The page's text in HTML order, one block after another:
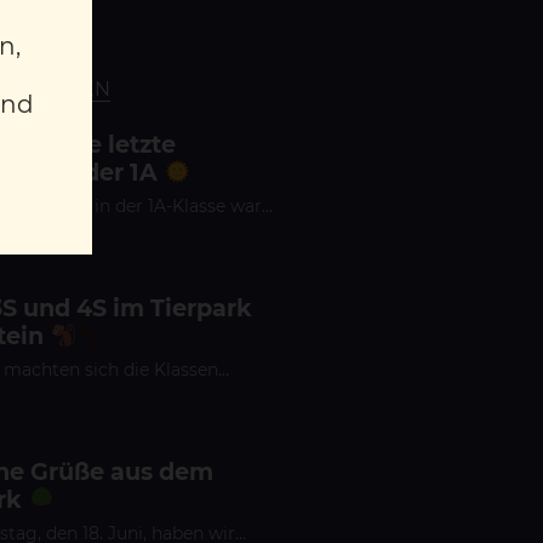
letzte
in der 1A
in der 1A-Klasse war…
und 4S im Tierpark
sich die Klassen…
Grüße aus dem
den 18. Juni, haben wir…